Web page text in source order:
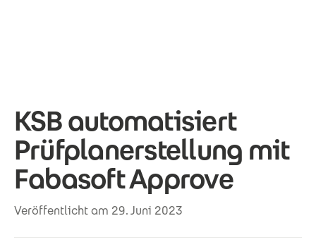
KSB automatisiert
Prüfplanerstellung mit
Fabasoft Approve
Veröffentlicht am 29. Juni 2023